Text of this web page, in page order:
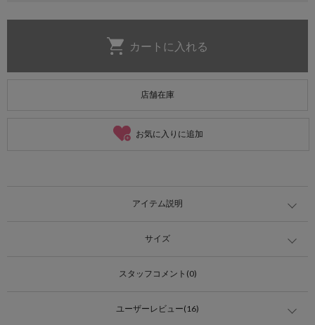
店舗在庫
お気に入りに追加
アイテム説明
サイズ
スタッフコメント(0)
ユーザーレビュー(16)